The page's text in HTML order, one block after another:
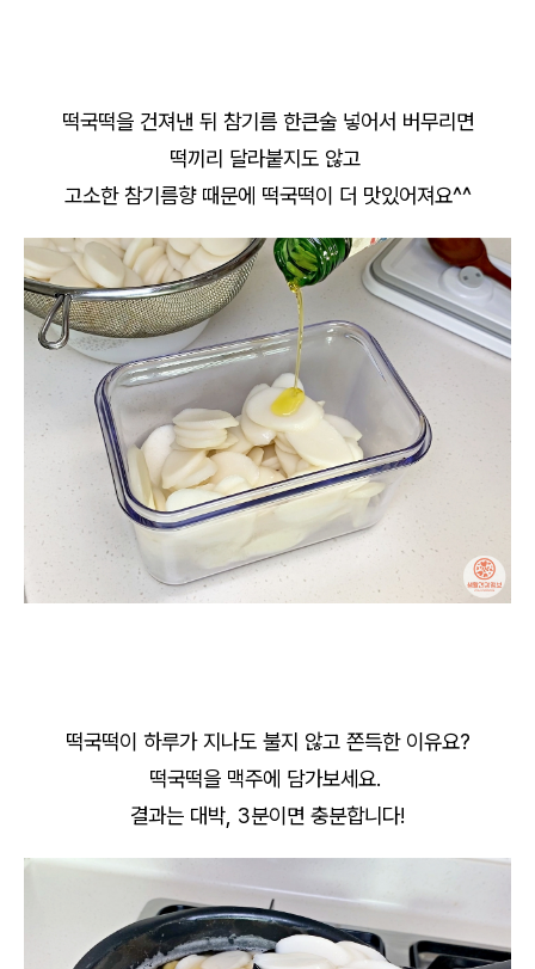
떡국떡을 건져낸 뒤 참기름 한큰술 넣어서 버무리면
떡끼리 달라붙지도 않고
고소한 참기름향 때문에 떡국떡이 더 맛있어져요^^
떡국떡이 하루가 지나도 불지 않고 쫀득한 이유요?
떡국떡을 맥주에 담가보세요.
결과는 대박, 3분이면 충분합니다!